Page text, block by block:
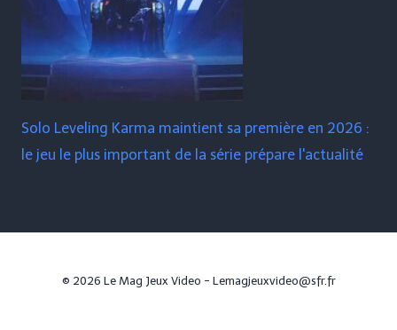
Solo Leveling Karma maintient sa première en 2026 :
le jeu le plus important de la série prépare l'actualité
© 2026 Le Mag Jeux Video - Lemagjeuxvideo@sfr.fr